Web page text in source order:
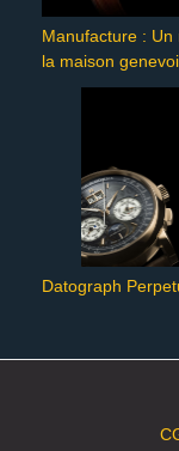
Manufacture : Un
la maison
Datograph